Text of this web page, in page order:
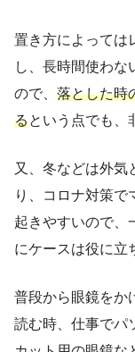
置き方によっては
し、長時間使わな
ので、 落とした時
るという点でも、
又、冬などは外気
り、コロナ対策で
起きやすいので、
にケースは役に立
普段から眼鏡をか
読む時、仕事でパ